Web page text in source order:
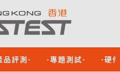
品評測- -專題測試- -硬